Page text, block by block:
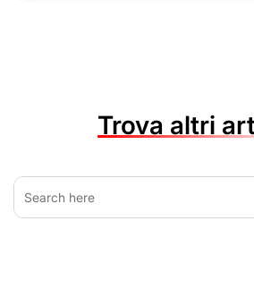
Trova altri
Search
for: